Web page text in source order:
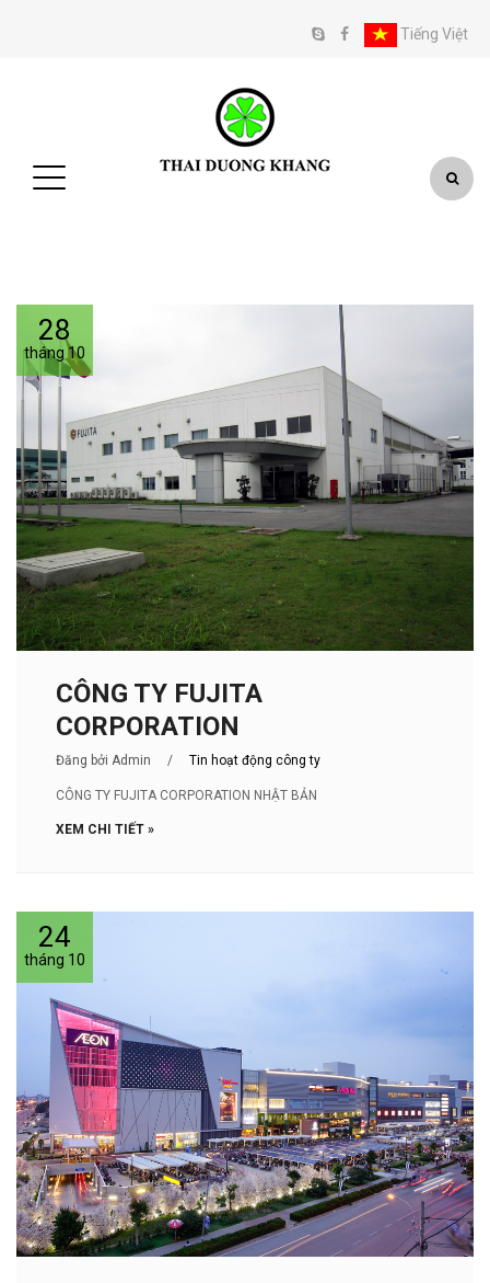
Tiếng Việt
28
tháng 10
CÔNG TY FUJITA
CORPORATION
Đăng bởi Admin / Tin hoạt động công ty
CÔNG TY FUJITA CORPORATION NHẬT BẢN
XEM CHI TIẾT »
24
tháng 10